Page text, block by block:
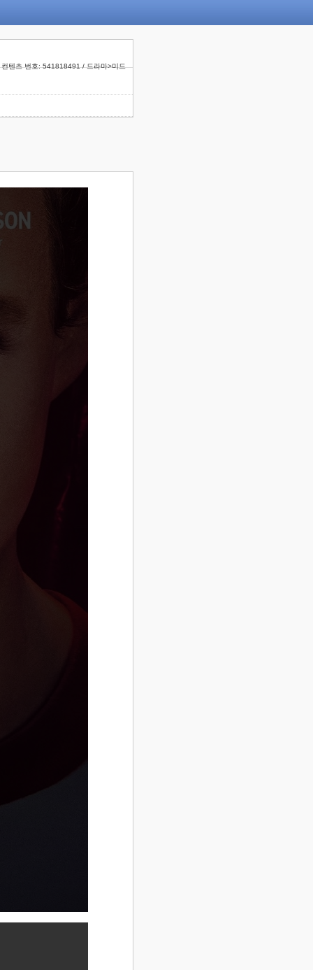
컨텐츠 번호: 541818491 / 드라마>미드